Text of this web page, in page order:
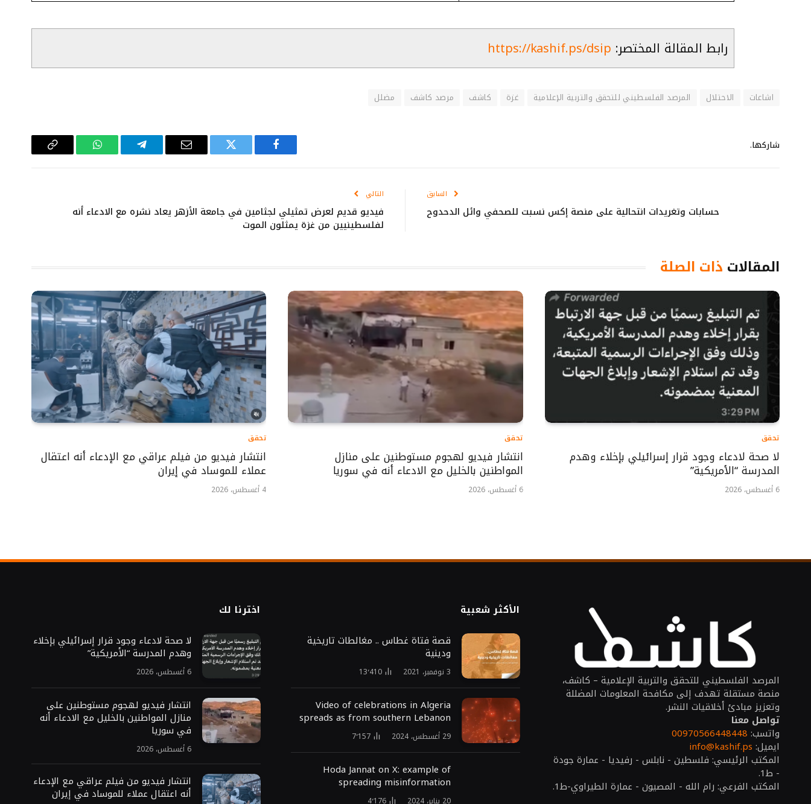
رابط المقالة المختصر: https://kashif.ps/dsip
اشاعات الاحتلال المرصد الفلسطيني للتحقق والتربية الإعلامية غزة كاشف مرصد كاشف مضلل
شاركها.
فيسبوك تويتر
البريد
تيلقرام واتساب
Copy
السابق
حسابات وتغريدات انتحالية على منصة إكس نسبت للصحفي وائل الدحدوح
التالي
فيديو قديم لعرض تمثيلي لجثامين في جامعة الأزهر يعاد نشره مع الادعاء أنه
لفلسطينيين من غزة يمثلون الموت
المقالات ذات الصلة
تحقق
لا صحة لادعاء وجود قرار إسرائيلي بإخلاء وهدم
المدرسة “الأمريكية”
6 أغسطس، 2026
تحقق
انتشار فيديو لهجوم مستوطنين على منازل
المواطنين بالخليل مع الادعاء أنه في سوريا
6 أغسطس، 2026
تحقق
انتشار فيديو من فيلم عراقي مع الإدعاء أنه اعتقال
عملاء للموساد في إيران
4 أغسطس، 2026
المرصد الفلسطيني للتحقق والتربية الإعلامية – كاشف،
منصة مستقلة تهدف إلى مكافحة المعلومات المضللة
وتعزيز مبادئ أخلاقيات النشر.
تواصل معنا
واتسب: 00970566448448
ايميل: info@kashif.ps
المكتب الرئيسي: فلسطين - نابلس - رفيديا - عمارة جودة
- ط1.
المكتب الفرعي: رام الله - المصيون - عمارة الطيراوي-ط1.
الأكثر شعبية
قصة فتاة غطاس .. مغالطات تاريخية
ودينية
3 نوفمبر، 2021 13٬410
Video of celebrations in Algeria
spreads as from southern Lebanon
29 أغسطس، 2024 7٬157
Hoda Jannat on X: example of
spreading misinformation
20 يناير، 2024 4٬176
اخترنا لك
لا صحة لادعاء وجود قرار إسرائيلي بإخلاء
وهدم المدرسة “الأمريكية”
6 أغسطس، 2026
انتشار فيديو لهجوم مستوطنين على
منازل المواطنين بالخليل مع الادعاء أنه
في سوريا
6 أغسطس، 2026
انتشار فيديو من فيلم عراقي مع الإدعاء
أنه اعتقال عملاء للموساد في إيران